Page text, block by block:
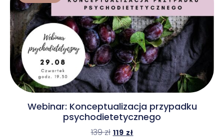
Webinar: Konceptualizacja przypadku
psychodietetycznego
139zł 119 zł